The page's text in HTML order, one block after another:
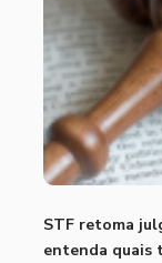
STF retoma
entenda quais